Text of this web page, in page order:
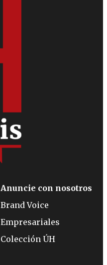
Anuncie con nosotros
Brand Voice
Empresariales
Colección ÚH